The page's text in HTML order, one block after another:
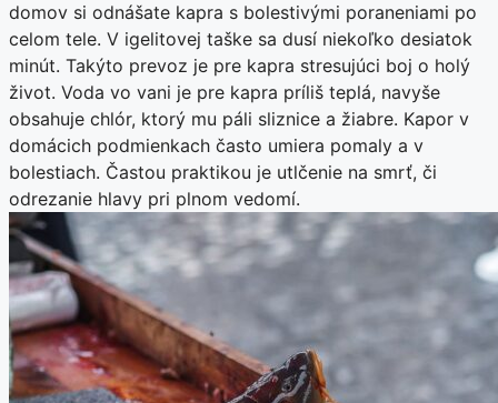
domov si odnášate kapra s bolestivými poraneniami po
celom tele. V igelitovej taške sa dusí niekoľko desiatok
minút. Takýto prevoz je pre kapra stresujúci boj o holý
život. Voda vo vani je pre kapra príliš teplá, navyše
obsahuje chlór, ktorý mu páli sliznice a žiabre. Kapor v
domácich podmienkach často umiera pomaly a v
bolestiach. Častou praktikou je utlčenie na smrť, či
odrezanie hlavy pri plnom vedomí.